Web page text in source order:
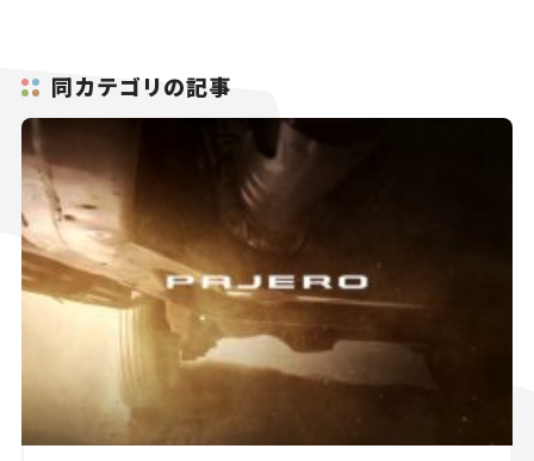
同カテゴリの記事